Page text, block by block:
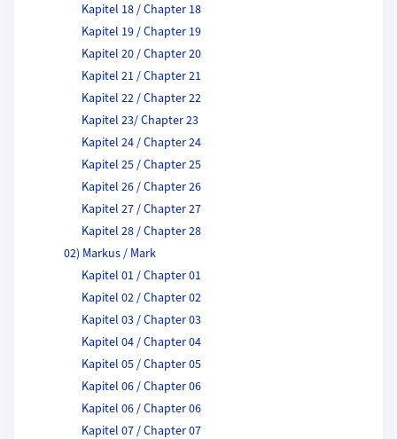
Kapitel 18 / Chapter 18
Kapitel 19 / Chapter 19
Kapitel 20 / Chapter 20
Kapitel 21 / Chapter 21
Kapitel 22 / Chapter 22
Kapitel 23/ Chapter 23
Kapitel 24 / Chapter 24
Kapitel 25 / Chapter 25
Kapitel 26 / Chapter 26
Kapitel 27 / Chapter 27
Kapitel 28 / Chapter 28
02) Markus / Mark
Kapitel 01 / Chapter 01
Kapitel 02 / Chapter 02
Kapitel 03 / Chapter 03
Kapitel 04 / Chapter 04
Kapitel 05 / Chapter 05
Kapitel 06 / Chapter 06
Kapitel 06 / Chapter 06
Kapitel 07 / Chapter 07